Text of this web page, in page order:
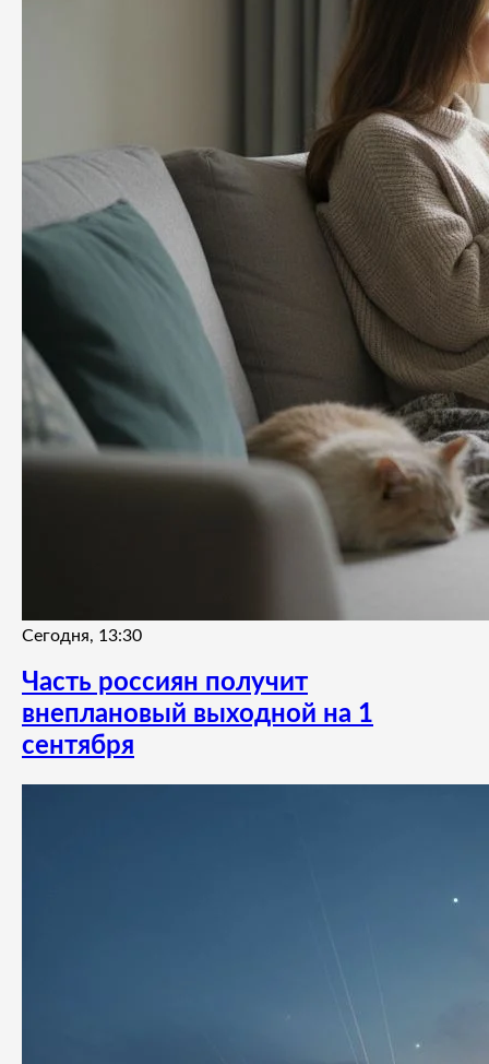
Сегодня, 13:30
Часть россиян получит
внеплановый выходной на 1
сентября